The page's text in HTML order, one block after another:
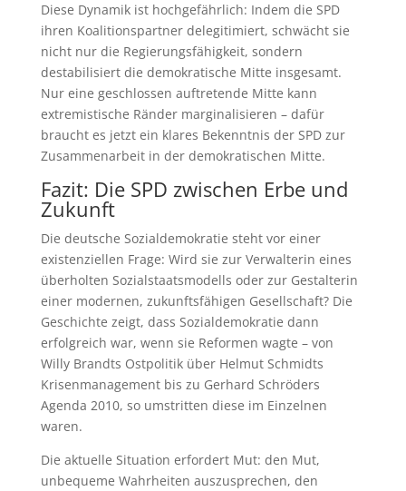
Diese Dynamik ist hochgefährlich: Indem die SPD
ihren Koalitionspartner delegitimiert, schwächt sie
nicht nur die Regierungsfähigkeit, sondern
destabilisiert die demokratische Mitte insgesamt.
Nur eine geschlossen auftretende Mitte kann
extremistische Ränder marginalisieren – dafür
braucht es jetzt ein klares Bekenntnis der SPD zur
Zusammenarbeit in der demokratischen Mitte.
Fazit: Die SPD zwischen Erbe und
Zukunft
Die deutsche Sozialdemokratie steht vor einer
existenziellen Frage: Wird sie zur Verwalterin eines
überholten Sozialstaatsmodells oder zur Gestalterin
einer modernen, zukunftsfähigen Gesellschaft? Die
Geschichte zeigt, dass Sozialdemokratie dann
erfolgreich war, wenn sie Reformen wagte – von
Willy Brandts Ostpolitik über Helmut Schmidts
Krisenmanagement bis zu Gerhard Schröders
Agenda 2010, so umstritten diese im Einzelnen
waren.
Die aktuelle Situation erfordert Mut: den Mut,
unbequeme Wahrheiten auszusprechen, den